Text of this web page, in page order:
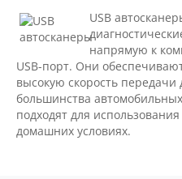
USB
напрямую к
USB-порт. Они
высокую скорость
большинства
подходят для
домашних условиях.